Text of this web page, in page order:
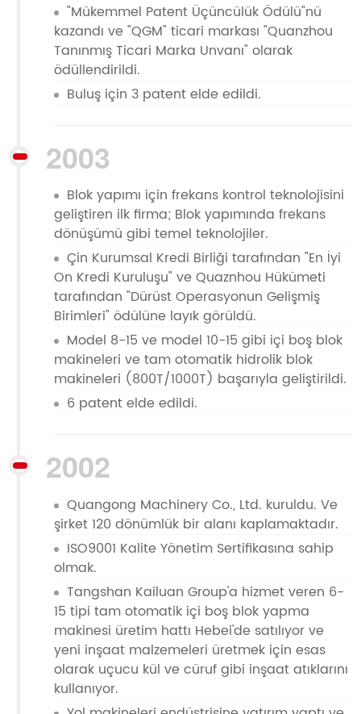
"Mükemmel Patent Üçüncülük Ödülü"nü
kazandı ve "QGM" ticari markası "Quanzhou
Tanınmış Ticari Marka Unvanı" olarak
ödüllendirildi.
Buluş için 3 patent elde edildi.
2003
Blok yapımı için frekans kontrol teknolojisini
geliştiren ilk firma; Blok yapımında frekans
dönüşümü gibi temel teknolojiler.
Çin Kurumsal Kredi Birliği tarafından "En İyi
On Kredi Kuruluşu" ve Quaznhou Hükümeti
tarafından "Dürüst Operasyonun Gelişmiş
Birimleri" ödülüne layık görüldü.
Model 8-15 ve model 10-15 gibi içi boş blok
makineleri ve tam otomatik hidrolik blok
makineleri (800T/1000T) başarıyla geliştirildi.
6 patent elde edildi.
2002
Quangong Machinery Co., Ltd. kuruldu. Ve
şirket 120 dönümlük bir alanı kaplamaktadır.
ISO9001 Kalite Yönetim Sertifikasına sahip
olmak.
Tangshan Kailuan Group'a hizmet veren 6-
15 tipi tam otomatik içi boş blok yapma
makinesi üretim hattı Hebei'de satılıyor ve
yeni inşaat malzemeleri üretmek için esas
olarak uçucu kül ve cüruf gibi inşaat atıklarını
kullanıyor.